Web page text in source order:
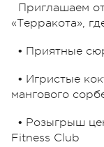
Приглашаем
«Терракота»,
• Приятные
• Игристые
мангового
• Розыгрыш
Fitness Club